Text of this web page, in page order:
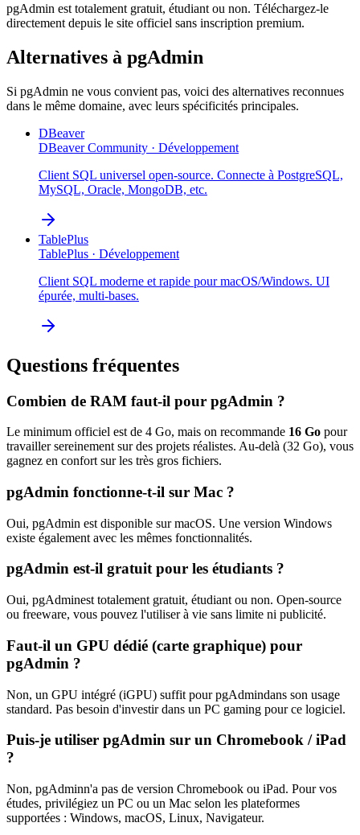
pgAdmin est totalement gratuit, étudiant ou non. Téléchargez-le
directement depuis le site officiel sans inscription premium.
Alternatives à pgAdmin
Si pgAdmin ne vous convient pas, voici des alternatives reconnues
dans le même domaine, avec leurs spécificités principales.
DBeaver
DBeaver Community · Développement
Client SQL universel open-source. Connecte à PostgreSQL,
MySQL, Oracle, MongoDB, etc.
TablePlus
TablePlus · Développement
Client SQL moderne et rapide pour macOS/Windows. UI
épurée, multi-bases.
Questions fréquentes
Combien de RAM faut-il pour pgAdmin ?
Le minimum officiel est de 4 Go, mais on recommande 16 Go pour
travailler sereinement sur des projets réalistes. Au-delà (32 Go), vous
gagnez en confort sur les très gros fichiers.
pgAdmin fonctionne-t-il sur Mac ?
Oui, pgAdmin est disponible sur macOS. Une version Windows
existe également avec les mêmes fonctionnalités.
pgAdmin est-il gratuit pour les étudiants ?
Oui, pgAdminest totalement gratuit, étudiant ou non. Open-source
ou freeware, vous pouvez l'utiliser à vie sans limite ni publicité.
Faut-il un GPU dédié (carte graphique) pour
pgAdmin ?
Non, un GPU intégré (iGPU) suffit pourpgAdmindans son usage
standard. Pas besoin d'investir dans un PC gaming pour ce logiciel.
Puis-je utiliser pgAdmin sur un Chromebook / iPad
?
Non, pgAdminn'a pas de version Chromebook ou iPad. Pour vos
études, privilégiez un PC ou un Mac selon les plateformes
supportées : Windows, macOS, Linux, Navigateur.